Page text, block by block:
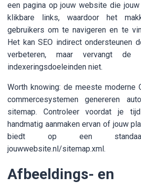
een pagina op jouw website die
klikbare links, waardoor het
gebruikers om te navigeren en te
Het kan SEO indirect ondersteunen
verbeteren, maar vervangt de
indexeringsdoeleinden niet.
Worth knowing: de meeste moderne
commercesystemen genereren
sitemap. Controleer voordat je
handmatig aanmaken ervan of jouw
biedt op een
jouwwebsite.nl/sitemap.xml.
Afbeeldings- en